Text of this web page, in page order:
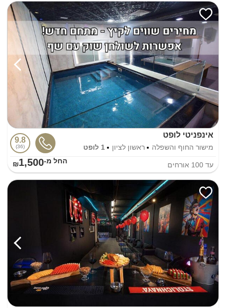
אינפניטי לופט
מישור החוף והשפלה ראשון לציון 1 לופט
9.8
36
עד 100 אורחים החל מ-₪1,500